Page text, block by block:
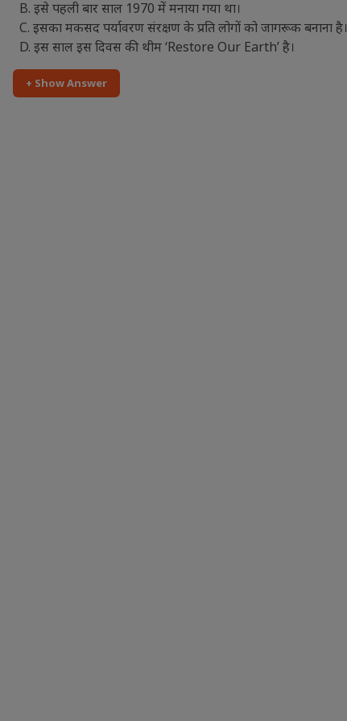
B. इसे पहली बार साल 1970 में मनाया गया था।
C. इसका मकसद पर्यावरण संरक्षण के प्रति लोगों को जागरूक बनाना है।
D. इस साल इस दिवस की थीम ‘Restore Our Earth’ है।
+ Show Answer